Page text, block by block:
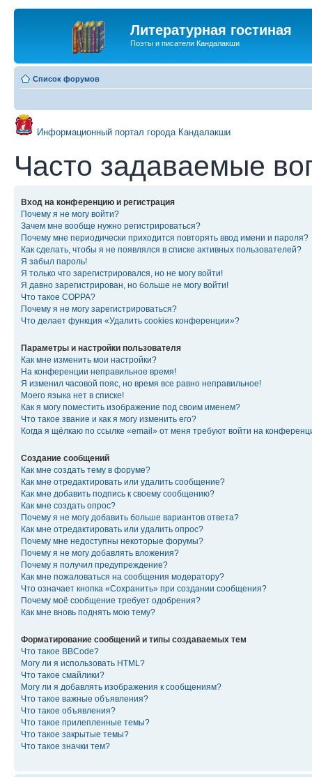
Литературная гостиная
Поэты и писатели Кандалакши
Список форумов
Информационный портал города Кандалакши
Часто задаваемые
Вход на конференцию и регистрация
Почему я не могу войти?
Зачем мне вообще нужно регистрироваться?
Почему мне периодически приходится повторять ввод имени и пароля?
Как сделать, чтобы я не появлялся в списке активных пользователей?
Я забыл пароль!
Я только что зарегистрировался, но не могу войти!
Я давно зарегистрирован, но больше не могу войти!
Что такое COPPA?
Почему я не могу зарегистрироваться?
Что делает функция «Удалить cookies конференции»?
Параметры и настройки пользователя
Как мне изменить мои настройки?
На конференции неправильное время!
Я изменил часовой пояс, но время все равно неправильное!
Моего языка нет в списке!
Как я могу поместить изображение под своим именем?
Что такое звание и как я могу изменить его?
Когда я щёлкаю по ссылке «email» от меня требуют войти на
Создание сообщений
Как мне создать тему в форуме?
Как мне отредактировать или удалить сообщение?
Как мне добавить подпись к своему сообщению?
Как мне создать опрос?
Почему я не могу добавить больше вариантов ответа?
Как мне отредактировать или удалить опрос?
Почему мне недоступны некоторые форумы?
Почему я не могу добавлять вложения?
Почему я получил предупреждение?
Как мне пожаловаться на сообщения модератору?
Что означает кнопка «Сохранить» при создании сообщения?
Почему моё сообщение требует одобрения?
Как мне вновь поднять мою тему?
Форматирование сообщений и типы создаваемых тем
Что такое BBCode?
Могу ли я использовать HTML?
Что такое смайлики?
Могу ли я добавлять изображения к сообщениям?
Что такое важные объявления?
Что такое объявления?
Что такое прилепленные темы?
Что такое закрытые темы?
Что такое значки тем?